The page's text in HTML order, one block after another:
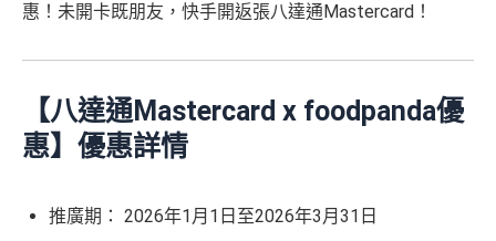
惠！未開卡既朋友，快手開返張八達通Mastercard！
【八達通Mastercard x foodpanda優
惠】優惠詳情
推廣期： 2026年1月1日至2026年3月31日